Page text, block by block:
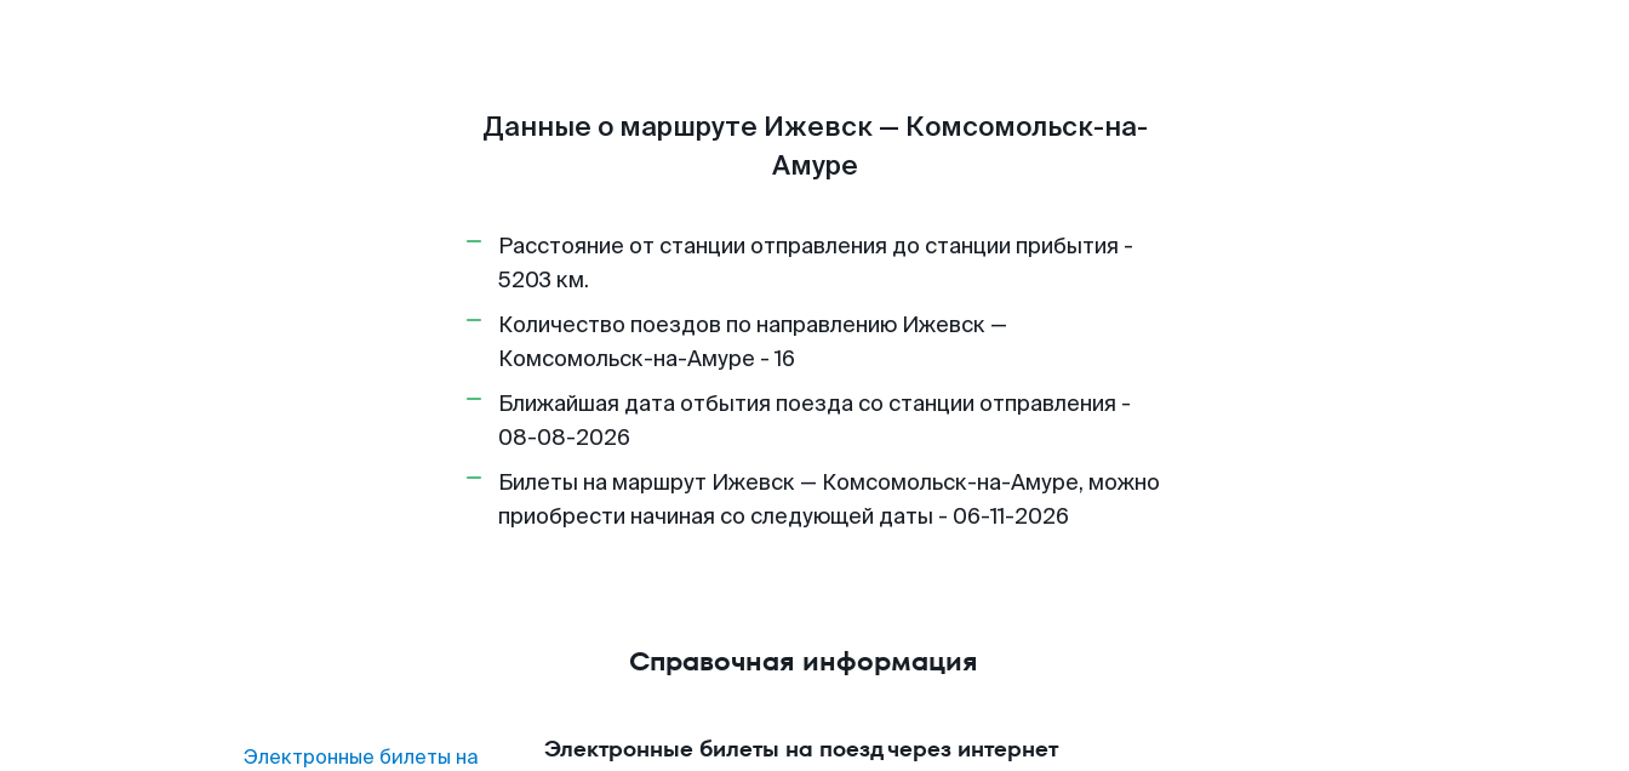
Данные о маршруте Ижевск — Комсомольск-на-
Амуре
Расстояние от станции отправления до станции прибытия -
5203 км.
Количество поездов по направлению Ижевск —
Комсомольск-на-Амуре - 16
Ближайшая дата отбытия поезда со станции отправления -
08-08-2026
Билеты на маршрут Ижевск — Комсомольск-на-Амуре, можно
приобрести начиная со следующей даты - 06-11-2026
Справочная информация
Электронные билеты на
Электронные билеты на поезд через интернет